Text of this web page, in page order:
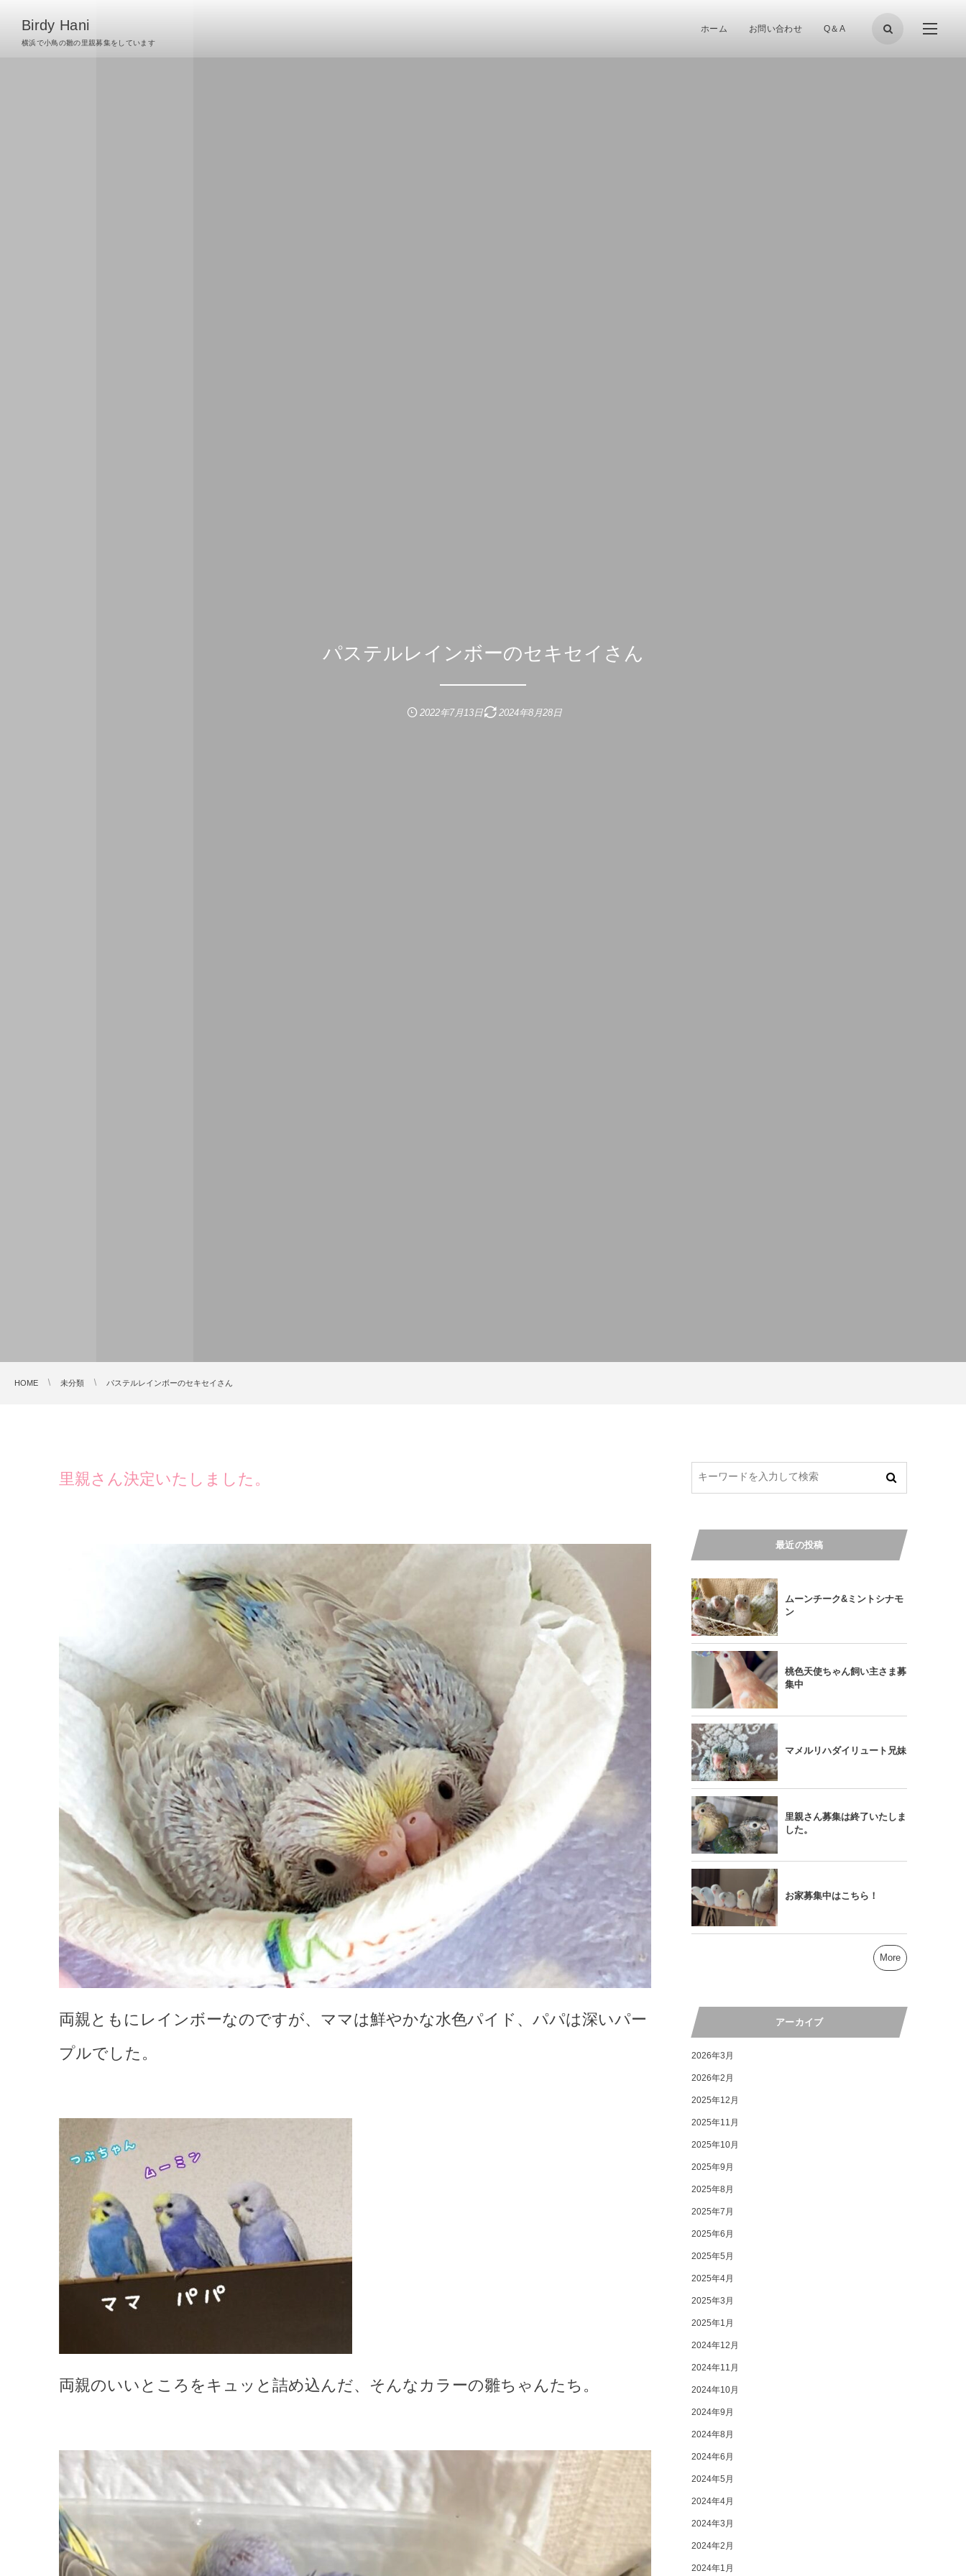
Birdy Hani
横浜で小鳥の雛の里親募集をしています
ホーム お問い合わせ Q＆A
パステルレインボーのセキセイさん
2022年7月13日 2024年8月28日
HOME 未分類 パステルレインボーのセキセイさん
里親さん決定いたしました。
両親ともにレインボーなのですが、ママは鮮やかな水色パイド、パパは深いパー
プルでした。
両親のいいところをキュッと詰め込んだ、そんなカラーの雛ちゃんたち。
最近の投稿
ムーンチーク&ミントシナモ
ン
桃色天使ちゃん飼い主さま募
集中
マメルリハダイリュート兄妹
里親さん募集は終了いたしま
した。
お家募集中はこちら！
More
アーカイブ
2026年3月
2026年2月
2025年12月
2025年11月
2025年10月
2025年9月
2025年8月
2025年7月
2025年6月
2025年5月
2025年4月
2025年3月
2025年1月
2024年12月
2024年11月
2024年10月
2024年9月
2024年8月
2024年6月
2024年5月
2024年4月
2024年3月
2024年2月
2024年1月